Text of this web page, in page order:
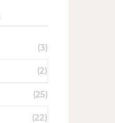
(3)
(2)
(25)
(22)